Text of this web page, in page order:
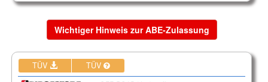
Wichtiger Hinweis zur ABE-Zulassung
TÜV TÜV